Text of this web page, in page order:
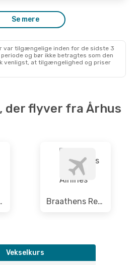
Se mere
var tilgængelige inden for de sidste 3
og bør ikke betragtes som den
venligst, at tilgængelighed og priser
der flyver fra Århus
Braathens Regional Airlines
Vekselkurs